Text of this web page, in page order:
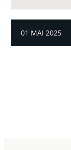
01 MAI 2025